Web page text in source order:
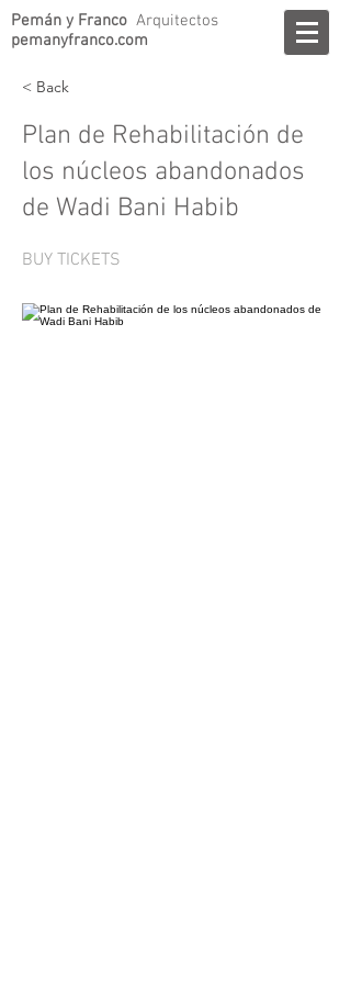
Pemán y Franco Arquitectos
pemanyfranco.com
< Back
Plan de Rehabilitación de
los núcleos abandonados
de Wadi Bani Habib
BUY TICKETS